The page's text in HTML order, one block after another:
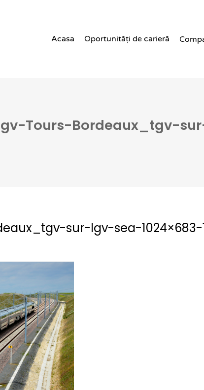
Acasa Oportunități de carieră
Tours-Bordeaux_tgv-
sur-lgv-sea-1024×683-